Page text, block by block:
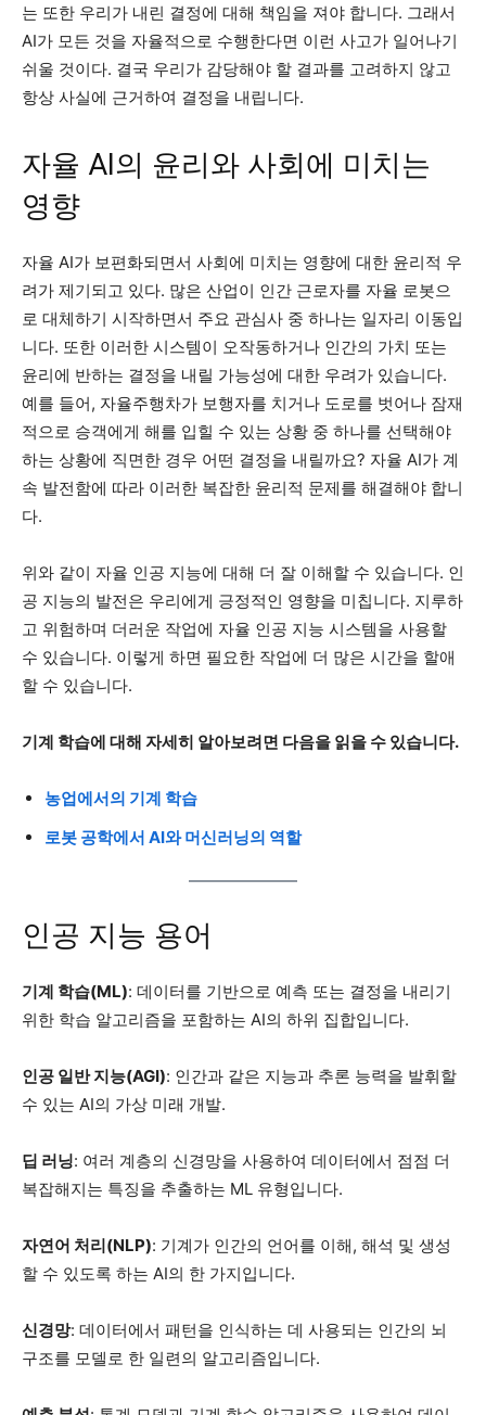
는 또한 우리가 내린 결정에 대해 책임을 져야 합니다. 그래서
AI가 모든 것을 자율적으로 수행한다면 이런 사고가 일어나기
쉬울 것이다. 결국 우리가 감당해야 할 결과를 고려하지 않고
항상 사실에 근거하여 결정을 내립니다.
자율 AI의 윤리와 사회에 미치는
영향
자율 AI가 보편화되면서 사회에 미치는 영향에 대한 윤리적 우
려가 제기되고 있다. 많은 산업이 인간 근로자를 자율 로봇으
로 대체하기 시작하면서 주요 관심사 중 하나는 일자리 이동입
니다. 또한 이러한 시스템이 오작동하거나 인간의 가치 또는
윤리에 반하는 결정을 내릴 가능성에 대한 우려가 있습니다.
예를 들어, 자율주행차가 보행자를 치거나 도로를 벗어나 잠재
적으로 승객에게 해를 입힐 수 있는 상황 중 하나를 선택해야
하는 상황에 직면한 경우 어떤 결정을 내릴까요? 자율 AI가 계
속 발전함에 따라 이러한 복잡한 윤리적 문제를 해결해야 합니
다.
위와 같이 자율 인공 지능에 대해 더 잘 이해할 수 있습니다. 인
공 지능의 발전은 우리에게 긍정적인 영향을 미칩니다. 지루하
고 위험하며 더러운 작업에 자율 인공 지능 시스템을 사용할
수 있습니다. 이렇게 하면 필요한 작업에 더 많은 시간을 할애
할 수 있습니다.
기계 학습에 대해 자세히 알아보려면 다음을 읽을 수 있습니다.
농업에서의 기계 학습
로봇 공학에서 AI와 머신러닝의 역할
인공 지능 용어
기계 학습(ML): 데이터를 기반으로 예측 또는 결정을 내리기
위한 학습 알고리즘을 포함하는 AI의 하위 집합입니다.
인공 일반 지능(AGI): 인간과 같은 지능과 추론 능력을 발휘할
수 있는 AI의 가상 미래 개발.
딥 러닝: 여러 계층의 신경망을 사용하여 데이터에서 점점 더
복잡해지는 특징을 추출하는 ML 유형입니다.
자연어 처리(NLP): 기계가 인간의 언어를 이해, 해석 및 생성
할 수 있도록 하는 AI의 한 가지입니다.
신경망: 데이터에서 패턴을 인식하는 데 사용되는 인간의 뇌
구조를 모델로 한 일련의 알고리즘입니다.